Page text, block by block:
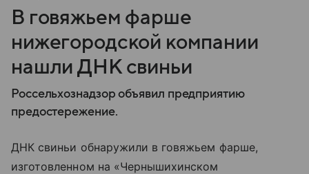
В говяжьем фарше
нижегородской компании
нашли ДНК свиньи
Россельхознадзор объявил предприятию
предостережение.
ДНК свиньи обнаружили в говяжьем фарше,
изготовленном на «Чернышихинском